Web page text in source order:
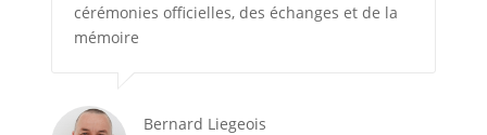
cérémonies officielles, des échanges et de la
mémoire
Bernard Liegeois